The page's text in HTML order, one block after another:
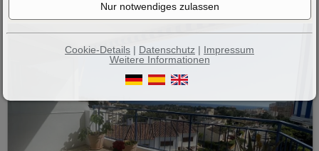
Cookie-Details | Datenschutz | Impressum
Weitere Informationen